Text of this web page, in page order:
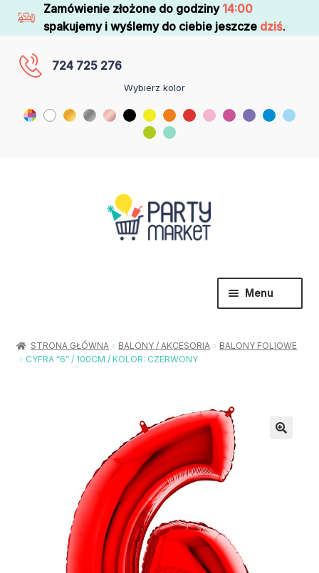
Zamówienie złożone do godziny 14:00
spakujemy i wyślemy do ciebie jeszcze dziś.
724 725 276
Wybierz kolor
Menu
menu
Urodziny / Imprezy
Rozwiń
Akcesoria Party
Moje konto
STRONA GŁÓWNA BALONY / AKCESORIA
BALONY FOLIOWE
CYFRA “6” / 100CM / KOLOR: CZERWONY